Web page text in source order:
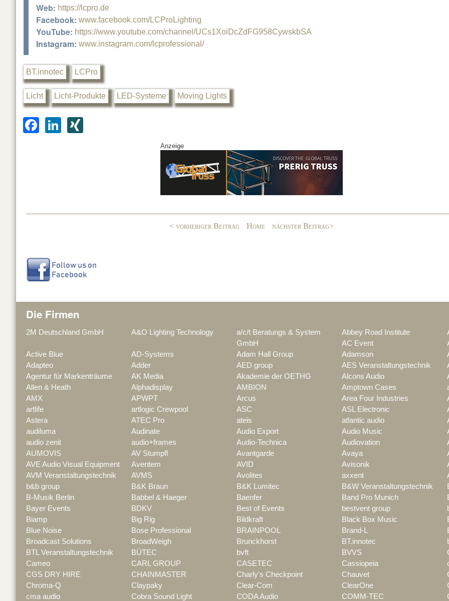
Web: https://lcpro.de
Facebook: www.facebook.com/LCProLighting
YouTube: https://www.youtube.com/channel/UCs1XoiDcZdFG958CywskbSA
Instagram: www.instagram.com/lcprofessional/
BT.innotec LCPro
Licht Licht-Produkte LED-Systeme Moving Lights
F
o
Li
Anzeige
< vorheriger Beitrag Home nächster Beitrag>
Die Firmen
2M Deutschland GmbH A&O Lighting Technology
a/c/t Beratungs & System
GmbH
Abbey Road Institute
AC Event
Active Blue
AD-Systems Adam Hall Group Adamson
Adapteo
Adder AED group AES Veranstaltungstechnik
Agentur für Markenträume
AK Media Akademie der OETHG Alcons Audio
Allen & Heath
Alphadisplay AMBION Amptown Cases
AMX
APWPT Arcus Area Four Industries
artlife
artlogic Crewpool ASC ASL Electronic
Astera
ATEC Pro ateis atlantic audio
audiluma
Audinate Audio Export Audio Music
audio zenit
audio+frames Audio-Technica Audiovation
AUMOVIS
AV Stumpfl Avantgarde Avaya
AVE Audio Visual Equipment
Aventem AVID Avisonik
AVM Veranstaltungstechnik
AVMS Avolites axxent
b&b group
B&K Braun B&K Lumitec B&W Veranstaltungstechnik
B-Musik Berlin
Babbel & Haeger Baenfer Band Pro Munich
Bayer Events
BDKV Best of Events bestvent group
Biamp
Big Rig Bildkraft Black Box Music
Blue Noise
Bose Professional BRAINPOOL Brand-L
Broadcast Solutions
BroadWeigh Brunckhorst BT.innotec
BTL Veranstaltungstechnik
BÜTEC bvft BVVS
Cameo
CARL GROUP CASETEC Cassiopeia
CGS DRY HIRE
CHAINMASTER Charly's Checkpoint Chauvet
Chroma-Q
Claypaky Clear-Com ClearOne
cma audio
Cobra Sound Light CODA Audio COMM-TEC